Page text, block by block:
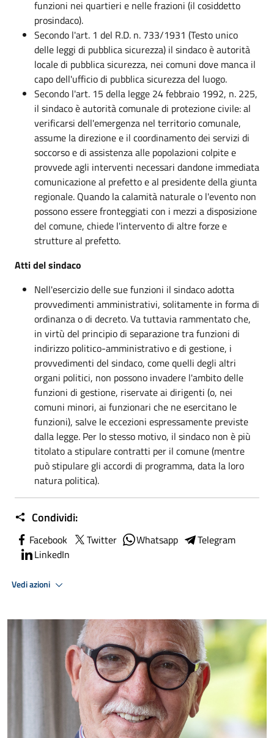
funzioni nei quartieri e nelle frazioni (il cosiddetto
prosindaco).
Secondo l'art. 1 del R.D. n. 733/1931 (Testo unico
delle leggi di pubblica sicurezza) il sindaco è autorità
locale di pubblica sicurezza, nei comuni dove manca il
capo dell'ufficio di pubblica sicurezza del luogo.
Secondo l'art. 15 della legge 24 febbraio 1992, n. 225,
il sindaco è autorità comunale di protezione civile: al
verificarsi dell'emergenza nel territorio comunale,
assume la direzione e il coordinamento dei servizi di
soccorso e di assistenza alle popolazioni colpite e
provvede agli interventi necessari dandone immediata
comunicazione al prefetto e al presidente della giunta
regionale. Quando la calamità naturale o l'evento non
possono essere fronteggiati con i mezzi a disposizione
del comune, chiede l'intervento di altre forze e
strutture al prefetto.
Atti del sindaco
Nell'esercizio delle sue funzioni il sindaco adotta
provvedimenti amministrativi, solitamente in forma di
ordinanza o di decreto. Va tuttavia rammentato che,
in virtù del principio di separazione tra funzioni di
indirizzo politico-amministrativo e di gestione, i
provvedimenti del sindaco, come quelli degli altri
organi politici, non possono invadere l'ambito delle
funzioni di gestione, riservate ai dirigenti (o, nei
comuni minori, ai funzionari che ne esercitano le
funzioni), salve le eccezioni espressamente previste
dalla legge. Per lo stesso motivo, il sindaco non è più
titolato a stipulare contratti per il comune (mentre
può stipulare gli accordi di programma, data la loro
natura politica).
Condividi:
Facebook Twitter Whatsapp
Telegram
LinkedIn
Vedi azioni